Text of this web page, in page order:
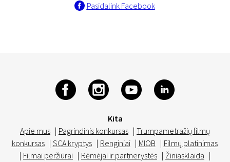
Pasidalink Facebook
Kita
Apie mus | Pagrindinis konkursas | Trumpametražių filmų
konkursas | SCA kryptys | Renginiai | MIOB | Filmų platinimas
| Filmai peržiūrai | Rėmėjai ir partnerystės | Žiniasklaida |